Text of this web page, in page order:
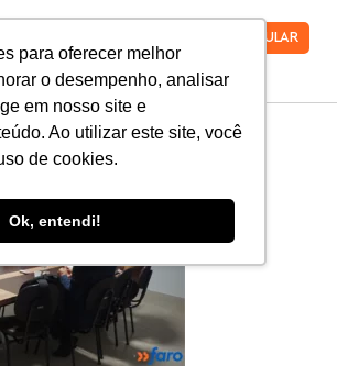
para oferecer melhor
o desempenho, analisar
em nosso site e
Ao utilizar este site, você
de cookies.
Ok, entendi!
VESTIBULAR